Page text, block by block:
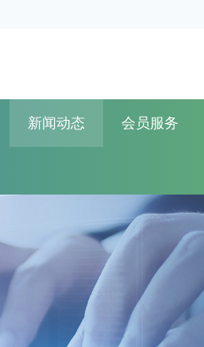
新闻动态 会员服务